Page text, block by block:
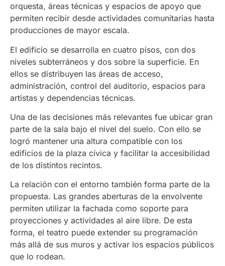
orquesta, áreas técnicas y espacios de apoyo que
permiten recibir desde actividades comunitarias hasta
producciones de mayor escala.
El edificio se desarrolla en cuatro pisos, con dos
niveles subterráneos y dos sobre la superficie. En
ellos se distribuyen las áreas de acceso,
administración, control del auditorio, espacios para
artistas y dependencias técnicas.
Una de las decisiones más relevantes fue ubicar gran
parte de la sala bajo el nivel del suelo. Con ello se
logró mantener una altura compatible con los
edificios de la plaza cívica y facilitar la accesibilidad
de los distintos recintos.
La relación con el entorno también forma parte de la
propuesta. Las grandes aberturas de la envolvente
permiten utilizar la fachada como soporte para
proyecciones y actividades al aire libre. De esta
forma, el teatro puede extender su programación
más allá de sus muros y activar los espacios públicos
que lo rodean.